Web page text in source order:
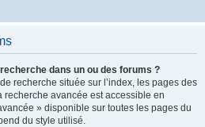
dans un ou des forums ?
recherche située sur l’index, les pages des
recherche avancée est accessible en
» disponible sur toutes les pages du
du style utilisé.